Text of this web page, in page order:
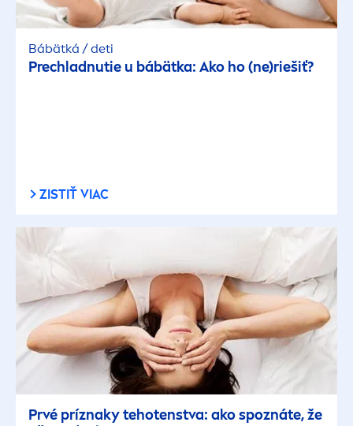
Bábätká / deti
Prechladnutie u bábätka: Ako ho (ne)riešiť?
ZISTIŤ VIAC
Prvé príznaky tehotenstva: ako spoznáte, že